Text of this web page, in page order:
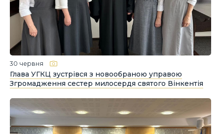
30 червня
Глава УГКЦ зустрівся з новообраною управою
Згромадження сестер милосердя святого Вінкентія